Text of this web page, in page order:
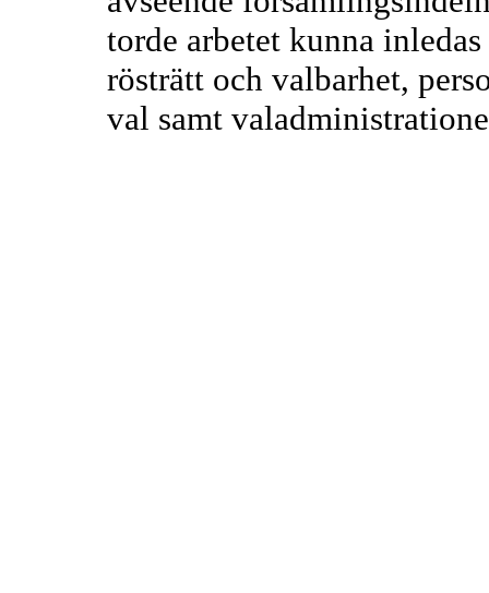
torde arbetet kunna
rösträtt och valbarhet,
val samt